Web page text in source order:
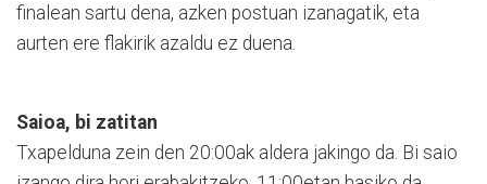
finalean sartu dena, azken pos­tuan izanagatik, eta
aurten ere flakirik azaldu ez duena.
Saioa, bi zatitan
Txapelduna zein den 20:00­­ak aldera jakingo da. Bi saio